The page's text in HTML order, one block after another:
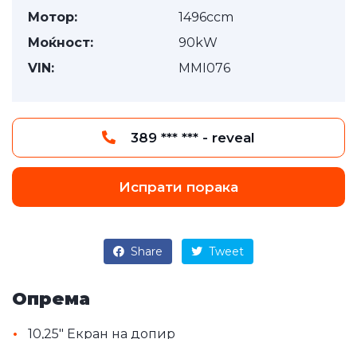
Мотор:
1496ccm
Моќност:
90kW
VIN:
MMI076
389 *** *** - reveal
Испрати порака
Share Tweet
Опрема
• 10,25" Екран на допир